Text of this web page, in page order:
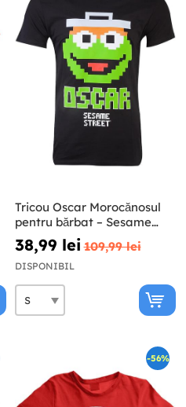
Tricou Oscar Morocănosul
pentru bărbat – Sesame
Street
38,99 lei 109,99 lei
DISPONIBIL
-56%